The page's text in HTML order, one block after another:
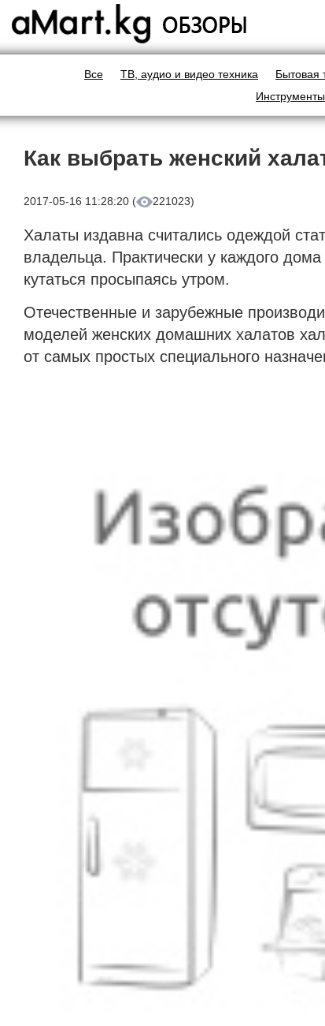
Все ТВ, аудио и видео техника Бытовая
Как выбрать женский
2017-05-16 11:28:20 ( 221023)
Халаты издавна считались одеждой
владельца. Практически у каждого
кутаться просыпаясь утром.
Отечественные и зарубежные
моделей женских домашних халатов
от самых простых специального